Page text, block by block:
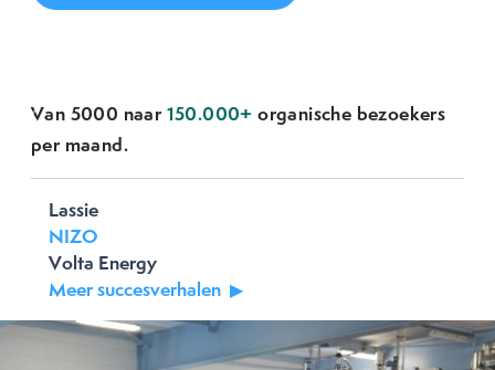
Van 5000 naar150.000+ organische bezoekers
per maand.
Lassie
NIZO
Volta Energy
Meer succesverhalen
Previous